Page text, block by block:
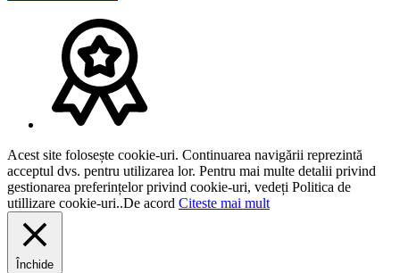
Acest site folosește cookie-uri. Continuarea navigării reprezintă
acceptul dvs. pentru utilizarea lor. Pentru mai multe detalii privind
gestionarea preferințelor privind cookie-uri, vedeți Politica de
utillizare cookie-uri..De acord Citeste mai mult
Închide